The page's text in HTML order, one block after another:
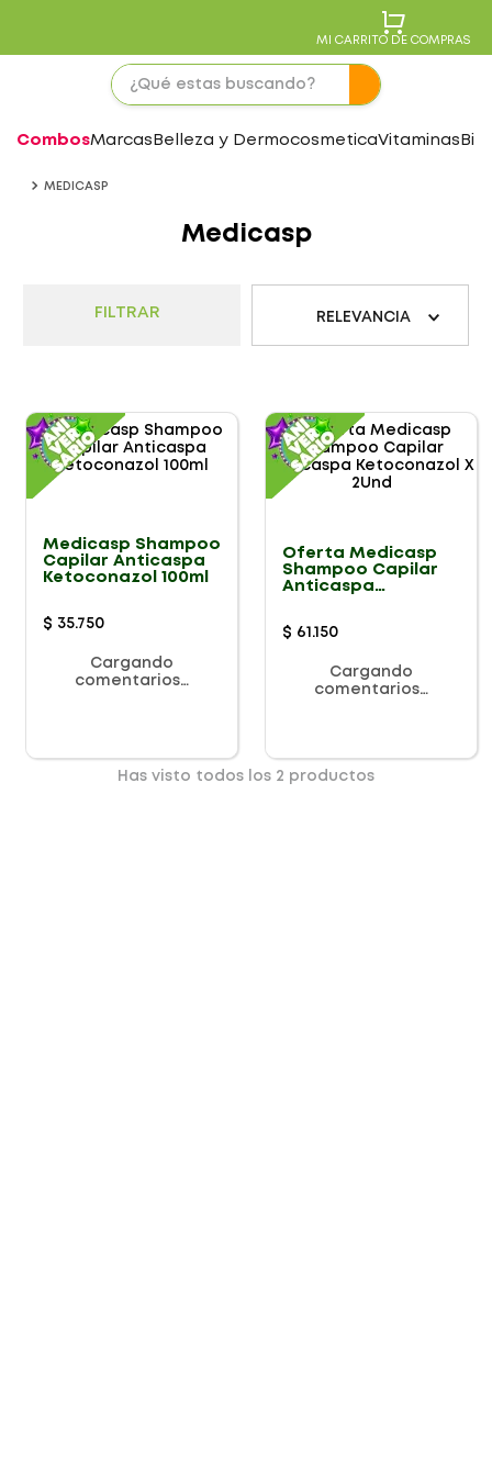
MI CARRITO DE COMPRAS
CombosMarcas Belleza y DermocosmeticaVitaminas
MEDICASP
Medicasp
FILTRAR RELEVANCIA
Medicasp Shampoo
Capilar Anticaspa
Ketoconazol 100ml
$ 35.750
Cargando
comentarios…
Oferta Medicasp
Shampoo Capilar
Anticaspa
$ 61 .150
Cargando
comentarios…
Has visto todos los 2 productos